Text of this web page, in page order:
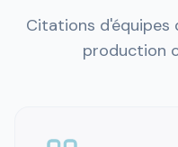
Citations d'équipes
production